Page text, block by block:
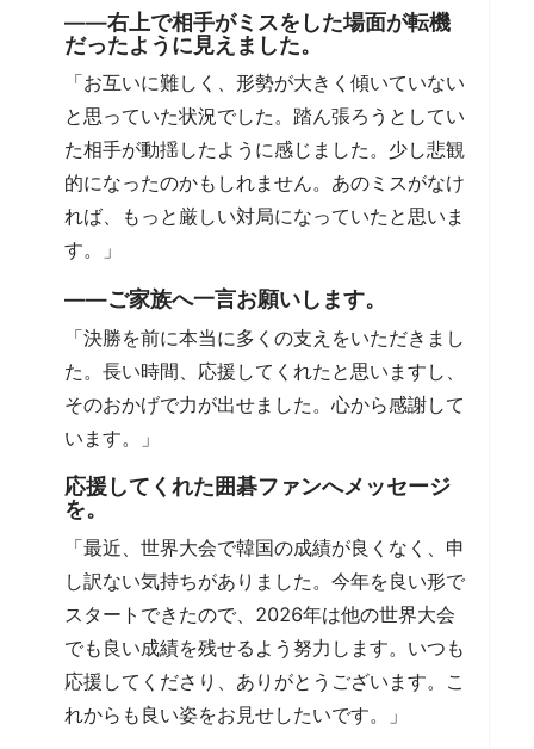
――右上で相手がミスをした場面が転機
だったように見えました。
「お互いに難しく、形勢が大きく傾いていない
と思っていた状況でした。踏ん張ろうとしてい
た相手が動揺したように感じました。少し悲観
的になったのかもしれません。あのミスがなけ
れば、もっと厳しい対局になっていたと思いま
す。」
――ご家族へ一言お願いします。
「決勝を前に本当に多くの支えをいただきまし
た。長い時間、応援してくれたと思いますし、
そのおかげで力が出せました。心から感謝して
います。」
応援してくれた囲碁ファンへメッセージ
を。
「最近、世界大会で韓国の成績が良くなく、申
し訳ない気持ちがありました。今年を良い形で
スタートできたので、2026年は他の世界大会
でも良い成績を残せるよう努力します。いつも
応援してくださり、ありがとうございます。こ
れからも良い姿をお見せしたいです。」